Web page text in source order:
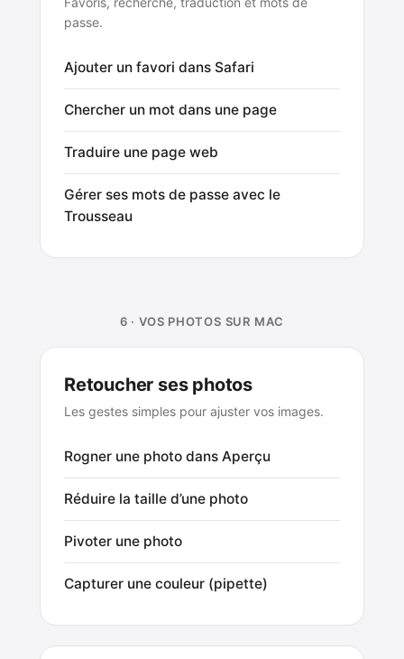
passe.
Ajouter un favori dans Safari
Chercher un mot dans une page
Traduire une page web
Gérer ses mots de passe avec le
Trousseau
6 · VOS PHOTOS SUR MAC
Retoucher ses photos
Les gestes simples pour ajuster vos images.
Rogner une photo dans Aperçu
Réduire la taille d’une photo
Pivoter une photo
Capturer une couleur (pipette)